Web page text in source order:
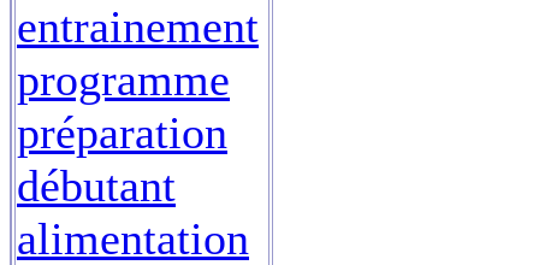
entrainement
programme
préparation
débutant
alimentation